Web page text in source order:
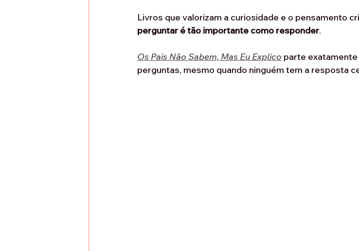
Livros que valorizam a curiosidade e o pensamento
perguntar é tão importante como responder.
Os Pais Não Sabem, Mas Eu Explico parte
perguntas, mesmo quando ninguém tem a resposta